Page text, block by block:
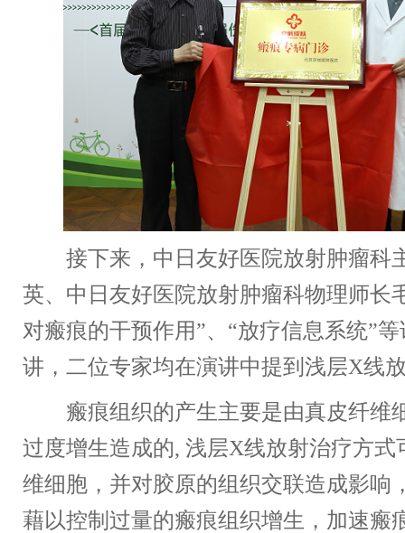
接下来，中日友好医院放射肿瘤科
英、中日友好医院放射肿瘤科物理师长
对瘢痕的干预作用”、“放疗信息系统”
讲，二位专家均在演讲中提到浅层X线
瘢痕组织的产生主要是由真皮纤维
过度增生造成的, 浅层X线放射治疗方式
维细胞，并对胶原的组织交联造成影响
藉以控制过量的瘢痕组织增生，加速瘢